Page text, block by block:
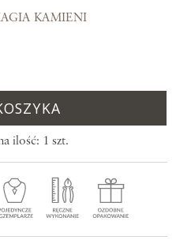
KAMIENI
ilość: 1 szt.